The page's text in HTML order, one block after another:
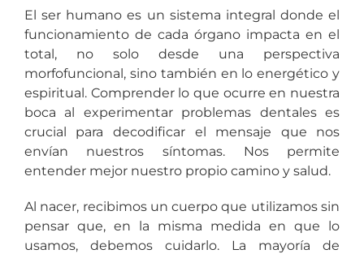
El ser humano es un sistema integral donde el
funcionamiento de cada órgano impacta en el
total, no solo desde una perspectiva
morfofuncional, sino también en lo energético y
espiritual. Comprender lo que ocurre en nuestra
boca al experimentar problemas dentales es
crucial para decodificar el mensaje que nos
envían nuestros síntomas. Nos permite
entender mejor nuestro propio camino y salud.
Al nacer, recibimos un cuerpo que utilizamos sin
pensar que, en la misma medida en que lo
usamos, debemos cuidarlo. La mayoría de